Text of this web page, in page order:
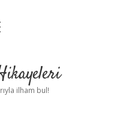
ilham bul!